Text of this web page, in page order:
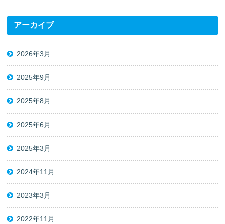
アーカイブ
2026年3月
2025年9月
2025年8月
2025年6月
2025年3月
2024年11月
2023年3月
2022年11月